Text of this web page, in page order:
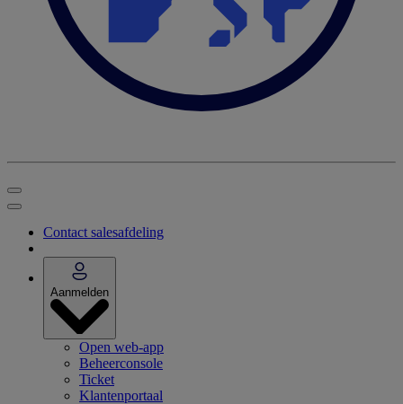
Contact salesafdeling
Aanmelden
Open web-app
Beheerconsole
Ticket
Klantenportaal